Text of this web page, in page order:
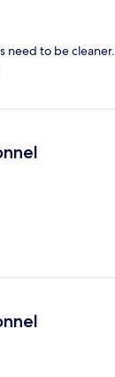
need to be cleaner.